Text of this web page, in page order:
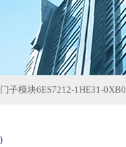
子模块6ES7212-1HE31-0XB0